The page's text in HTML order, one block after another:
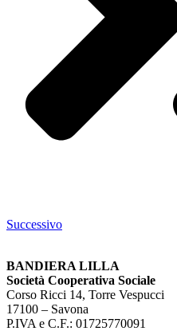
Successivo
BANDIERA LILLA
Società Cooperativa Sociale
Corso Ricci 14, Torre Vespucci
17100 – Savona
P.IVA e C.F.: 01725770091